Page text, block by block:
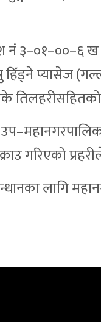
नं ३–०१–००–६ ख
प्यासेज
गरिएको
लागि